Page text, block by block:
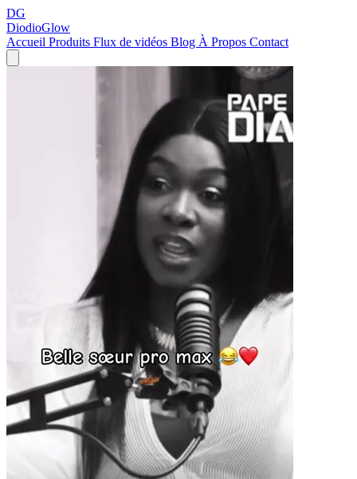
DG
DiodioGlow
Accueil Produits Flux de vidéos Blog À Propos Contact